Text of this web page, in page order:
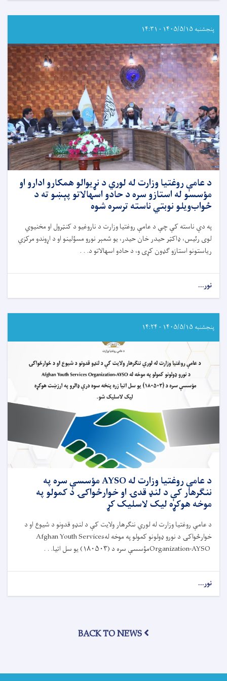
شمېر
ولایتونو
د
مور
په
شیدو
د
تغذیې
نړیواله
اونۍ
ونمانځل
شوه
پنجشنبه ۱۴۰۵/۵/۱۵ - ۱۴:۳۱
د عامې روغتيا وزارت له لوري د نړيوالو همکارو ادارو او
مؤسسو له استازو سره د حادو اسهالاتو پېښو ته د
ځواب‌ویلو نوبتي ناسته ترسره شوه
په دې ناسته کې چې د عامې روغتيا وزارت د ناروغيو د کنټرول او مخنيوي
لوی رئیس، ډاکټر حيدر خان حيدر، يو شمېر نورو مسؤلينو او د اړوندو مرکزي
رياستونو استازو ګډون کړی و، د حادو اسهالاتو د. . .
نور...
د
روغتيا
وزارت
لوري
نړيوالو
همکارو
ادارو
مؤسسو
د
پېښو
ته
د
ځواب‌ویلو
ناسته
ترسره
شوه
پنجشنبه ۱۴۰۵/۵/۱۵ - ۱۴:۲۴
د عامې روغتیا وزارت له AYSO مؤسسې سره په
ننګرهار کې د لنډ قدۍ او خوارځواکۍ د کمولو په
موخه هوکړه لیک لاسلیک کړ
د عامې روغتیا وزارت له لوري ننګرهار ولایت کې د لنډو قدونو د شيوع او د
خوارځواکۍ د نورو ډولونو کمولو په موخه لهAfghan Youth Services
Organization-AYSOمؤسسې سره د (۱۸۰۵۰۳) یو سل اتیا. . .
نور...
د
په
BACK TO NEWS